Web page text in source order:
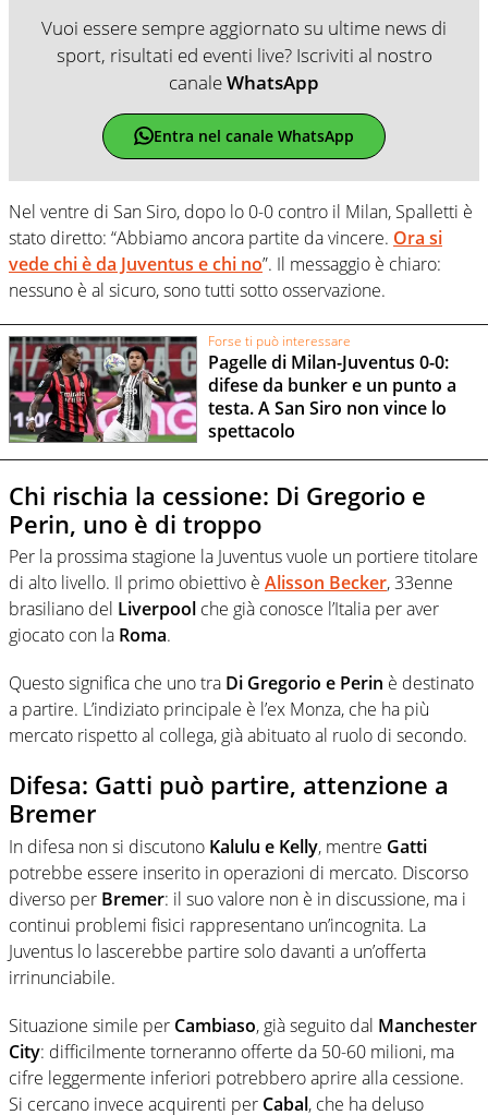
Vuoi essere sempre aggiornato su ultime news di
sport, risultati ed eventi live? Iscriviti al nostro
canaleWhatsApp
Entra nel canale WhatsApp
Nel ventre di San Siro, dopo lo 0-0 contro il Milan, Spalletti è
stato diretto: “Abbiamo ancora partite da vincere. Ora si
vede chi è da Juventus e chi no”. Il messaggio è chiaro:
nessuno è al sicuro, sono tutti sotto osservazione.
Forse ti può interessare
Pagelle di Milan-Juventus 0-0:
difese da bunker e un punto a
testa. A San Siro non vince lo
spettacolo
Chi rischia la cessione: Di Gregorio e
Perin, uno è di troppo
Per la prossima stagione la Juventus vuole un portiere titolare
di alto livello. Il primo obiettivo è Alisson Becker, 33enne
brasiliano del Liverpool che già conosce l’Italia per aver
giocato con la Roma.
Questo significa che uno tra Di Gregorio e Perin è destinato
a partire. L’indiziato principale è l’ex Monza, che ha più
mercato rispetto al collega, già abituato al ruolo di secondo.
Difesa: Gatti può partire, attenzione a
Bremer
In difesa non si discutono Kalulu e Kelly, mentre Gatti
potrebbe essere inserito in operazioni di mercato. Discorso
diverso per Bremer: il suo valore non è in discussione, ma i
continui problemi fisici rappresentano un’incognita. La
Juventus lo lascerebbe partire solo davanti a un’offerta
irrinunciabile.
Situazione simile per Cambiaso, già seguito dal Manchester
City: difficilmente torneranno offerte da 50-60 milioni, ma
cifre leggermente inferiori potrebbero aprire alla cessione.
Si cercano invece acquirenti per Cabal, che ha deluso